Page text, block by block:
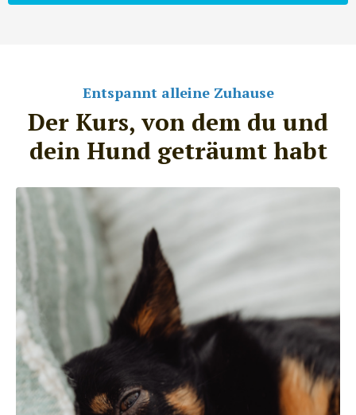
Entspannt alleine Zuhause
Der Kurs, von dem du und
dein Hund geträumt habt